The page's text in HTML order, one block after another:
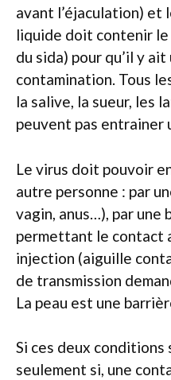
avant l’éjaculation) et
liquide doit contenir
du sida) pour qu’il y
contamination. Tous
la salive, la sueur, les
peuvent pas entrainer
Le virus doit pouvoir
autre personne : par
vagin, anus…), par une
permettant le contact
injection (aiguille
de transmission
La peau est une
Si ces deux
seulement si, une